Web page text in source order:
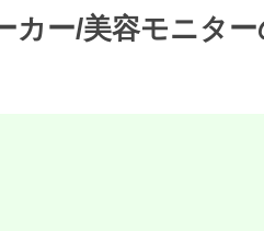
カー/美容モニタ